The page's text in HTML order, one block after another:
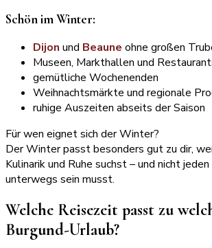
Schön im Winter:
Dijon und Beaune ohne großen
Museen, Markthallen und
gemütliche Wochenenden
Weihnachtsmärkte und regionale
ruhige Auszeiten abseits der Saison
Für wen eignet sich der Winter?
Der Winter passt besonders gut zu dir,
Kulinarik und Ruhe suchst – und nicht
unterwegs sein musst.
Welche Reisezeit passt zu
Burgund-Urlaub?